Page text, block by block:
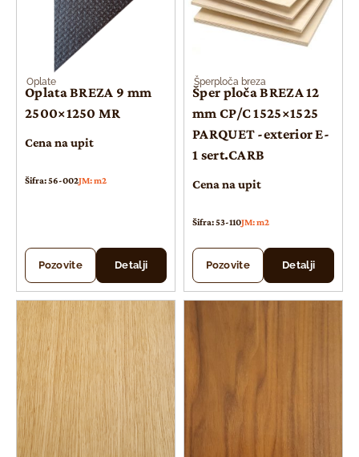
Oplate
Oplata BREZA 9 mm
2500×1250 MR
Cena na upit
Šifra: 56-002JM: m2
Pozovite Detalji
Šperploča breza
Šper ploča BREZA 12
mm CP/C 1525×1525
PARQUET -exterior E-
1 sert.CARB
Cena na upit
Šifra: 53-110JM: m2
Pozovite Detalji